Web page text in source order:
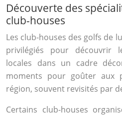
Découverte des
club-houses
Les club-houses des golfs de
privilégiés pour découvrir
locales dans un cadre
moments pour goûter aux
région, souvent revisités par
Certains club-houses